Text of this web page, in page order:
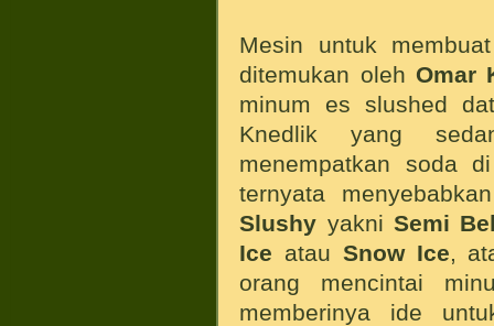
Mesin untuk
ditemukan oleh Omar
minum es slushed
Knedlik yang
menempatkan soda
ternyata
Slushy yakni Semi
Ice atau Snow Ice ,
orang mencintai
memberinya ide